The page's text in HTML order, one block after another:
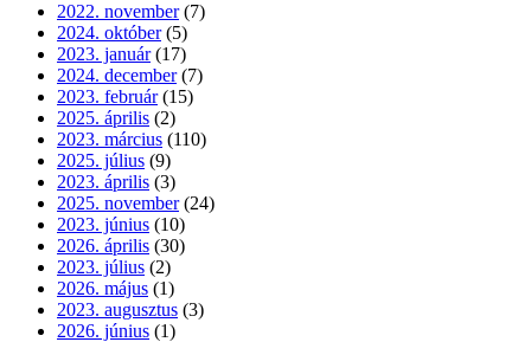
2022. november (7)
2024. október (5)
2023. január (17)
2024. december (7)
2023. február (15)
2025. április (2)
2023. március (110)
2025. július (9)
2023. április (3)
2025. november (24)
2023. június (10)
2026. április (30)
2023. július (2)
2026. május (1)
2023. augusztus (3)
2026. június (1)